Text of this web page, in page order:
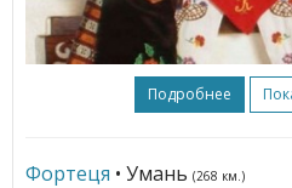
Подробнее
Фортеця • Умань (268 км.)